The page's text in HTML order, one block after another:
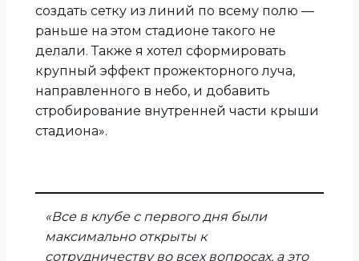
создать сетку из линий по всему полю —
раньше на этом стадионе такого не
делали. Также я хотел сформировать
крупный эффект прожекторного луча,
направленного в небо, и добавить
стробирование внутренней части крыши
стадиона».
«Все в клубе с первого дня были
максимально открыты к
сотрудничеству во всех вопросах, а это